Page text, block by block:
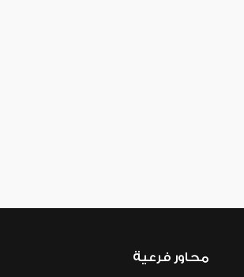
محاور فرعية